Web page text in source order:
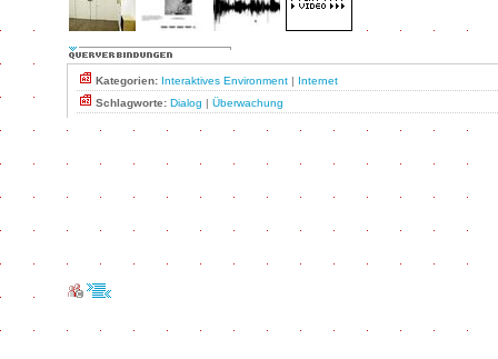
Kategorien: Interaktives Environment | Internet
Schlagworte: Dialog | Überwachung